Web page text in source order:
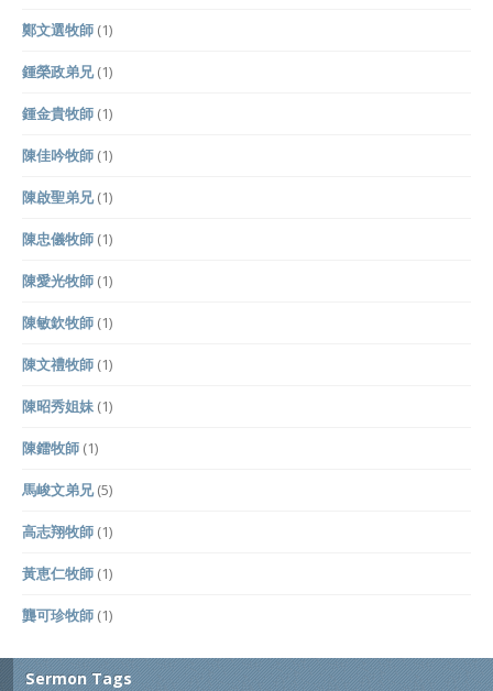
鄭文選牧師 (1)
鍾榮政弟兄(1)
鍾金貴牧師 (1)
陳佳吟牧師 (1)
陳啟聖弟兄(1)
陳忠儀牧師 (1)
陳愛光牧師 (1)
陳敏欽牧師 (1)
陳文禮牧師 (1)
陳昭秀姐妹 (1)
陳鐳牧師 (1)
馬峻文弟兄(5)
高志翔牧師 (1)
黃恵仁牧師 (1)
龔可珍牧師 (1)
Sermon Tags